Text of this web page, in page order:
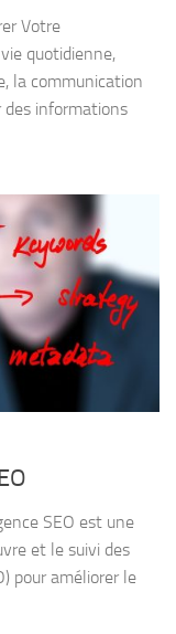
Votre
quotidienne,
la communication
des informations
SEO est une
et le suivi des
pour améliorer le